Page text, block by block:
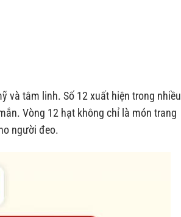
và tâm linh. Số 12 xuất hiện trong nhiều
Vòng 12 hạt không chỉ là món trang
người đeo.